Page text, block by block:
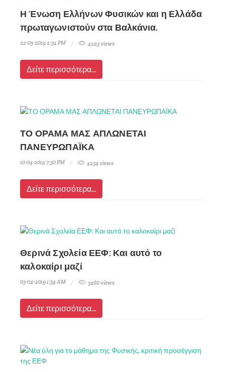
Η Ένωση Ελλήνων Φυσικών και η Ελλάδα
πρωταγωνιστούν στα Βαλκάνια.
22-05-2019 2:34 PM 4223 views
Δείτε περισσότερα...
ΤΟ ΟΡΑΜΑ ΜΑΣ ΑΠΛΩΝΕΤΑΙ
ΠΑΝΕΥΡΩΠΑΪΚΑ
10-04-2019 7:50 PM 4234 views
Δείτε περισσότερα...
Θερινά Σχολεία ΕΕΦ: Και αυτό το
καλοκαίρι μαζί
03-04-2019 1:59 AM 3460 views
Δείτε περισσότερα...